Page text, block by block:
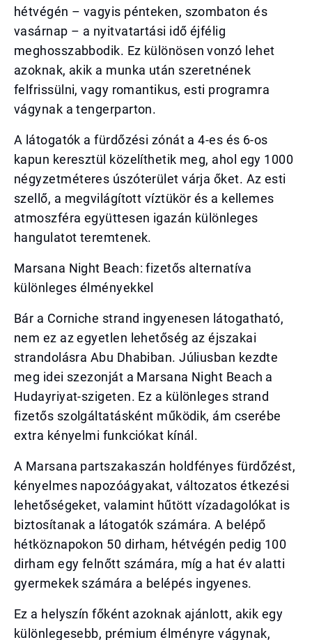
hétvégén – vagyis pénteken, szombaton és
vasárnap – a nyitvatartási idő éjfélig
meghosszabbodik. Ez különösen vonzó lehet
azoknak, akik a munka után szeretnének
felfrissülni, vagy romantikus, esti programra
vágynak a tengerparton.
A látogatók a fürdőzési zónát a 4-es és 6-os
kapun keresztül közelíthetik meg, ahol egy 1000
négyzetméteres úszóterület várja őket. Az esti
szellő, a megvilágított víztükör és a kellemes
atmoszféra együttesen igazán különleges
hangulatot teremtenek.
Marsana Night Beach: fizetős alternatíva
különleges élményekkel
Bár a Corniche strand ingyenesen látogatható,
nem ez az egyetlen lehetőség az éjszakai
strandolásra Abu Dhabiban. Júliusban kezdte
meg idei szezonját a Marsana Night Beach a
Hudayriyat-szigeten. Ez a különleges strand
fizetős szolgáltatásként működik, ám cserébe
extra kényelmi funkciókat kínál.
A Marsana partszakaszán holdfényes fürdőzést,
kényelmes napozóágyakat, változatos étkezési
lehetőségeket, valamint hűtött vízadagolókat is
biztosítanak a látogatók számára. A belépő
hétköznapokon 50 dirham, hétvégén pedig 100
dirham egy felnőtt számára, míg a hat év alatti
gyermekek számára a belépés ingyenes.
Ez a helyszín főként azoknak ajánlott, akik egy
különlegesebb, prémium élményre vágynak,